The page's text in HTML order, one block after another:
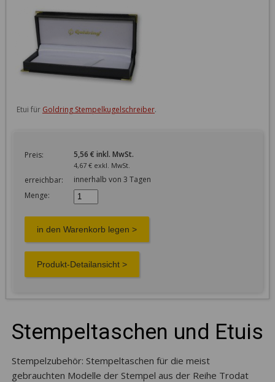
Etui für Goldring Stempelkugelschreiber.
Preis: 5,56 € inkl. MwSt.
4,67 € exkl. MwSt.
erreichbar:
innerhalb von 3 Tagen
Menge:
Stempeltaschen und Etuis
Stempelzubehör: Stempeltaschen für die meist
gebrauchten Modelle der Stempel aus der Reihe Trodat